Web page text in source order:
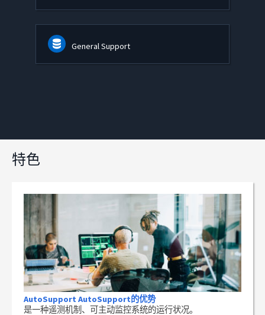
General Support
特色
AutoSupport AutoSupport的优势
是一种遥测机制、可主动监控系统的运行状况。